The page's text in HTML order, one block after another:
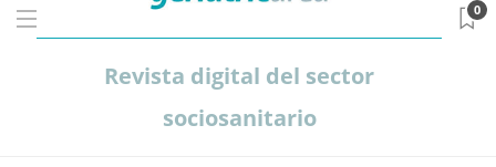
Revista digital del sector
sociosanitario
0